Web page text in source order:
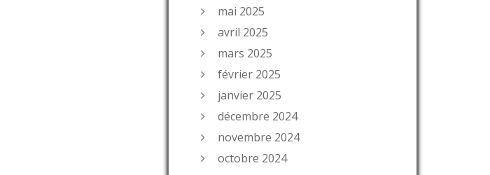
mai 2025
avril 2025
mars 2025
février 2025
janvier 2025
décembre 2024
novembre 2024
octobre 2024